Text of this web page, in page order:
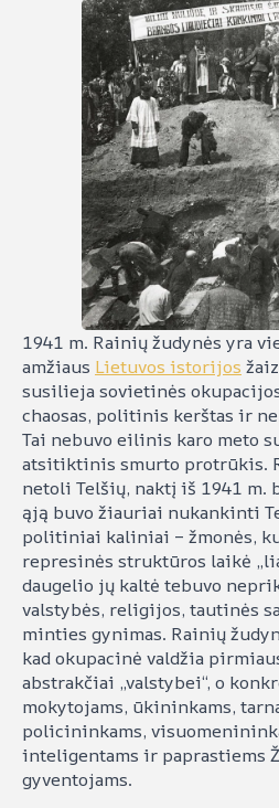
1941 m. Rainių žudynės yra
amžiaus Lietuvos istorijos
susilieja sovietinės
chaosas, politinis kerštas ir
Tai nebuvo eilinis karo meto
atsitiktinis smurto protrūkis.
netoli Telšių, naktį iš 1941 m.
ąją buvo žiauriai nukankinti
politiniai kaliniai – žmonės,
represinės struktūros laikė
daugelio jų kaltė tebuvo
valstybės, religijos, tautinės
minties gynimas. Rainių
kad okupacinė valdžia
abstrakčiai „valstybei“, o
mokytojams, ūkininkams,
policininkams,
inteligentams ir paprastiems
gyventojams.